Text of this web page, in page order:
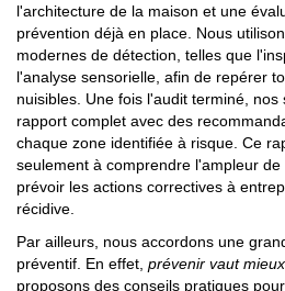
l'architecture de la maison et une
prévention déjà en place. Nous
modernes de détection, telles que
l'analyse sensorielle, afin de repérer
nuisibles. Une fois l'audit terminé,
rapport complet avec des
chaque zone identifiée à risque. Ce
seulement à comprendre l'ampleur
prévoir les actions correctives à
récidive.
Par ailleurs, nous accordons une
préventif. En effet, prévenir vaut
proposons des conseils pratiques